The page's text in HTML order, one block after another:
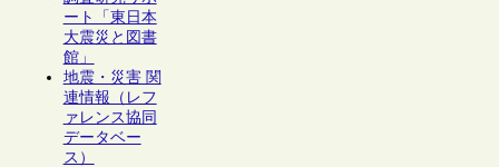
ート「東日本
大震災と図書
館」
地震・災害 関
連情報（レフ
ァレンス協同
データベー
ス）